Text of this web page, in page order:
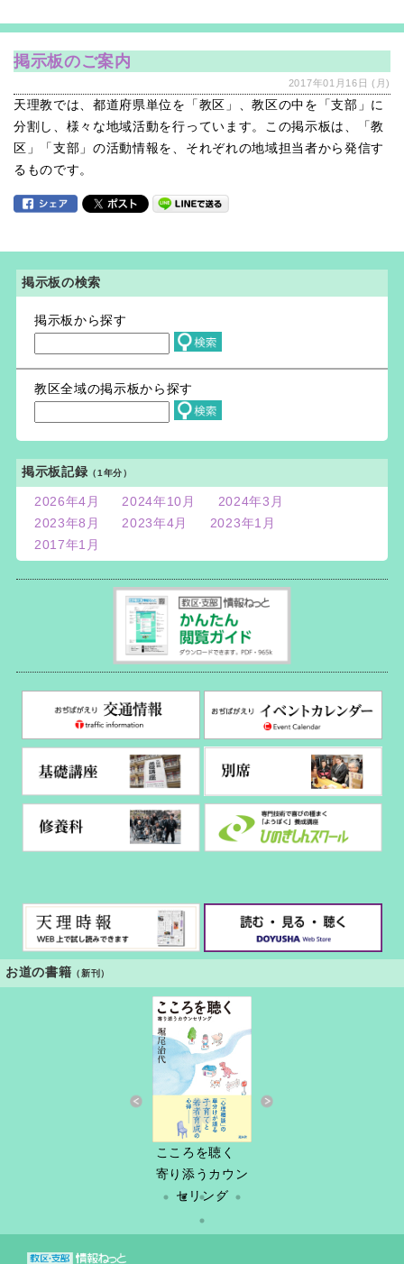
掲示板のご案内
2017年01月16日 (月)
天理教では、都道府県単位を「教区」、教区の中を「支部」に
分割し、様々な地域活動を行っています。この掲示板は、「教
区」「支部」の活動情報を、それぞれの地域担当者から発信す
るものです。
掲示板の検索
掲示板から探す
教区全域の掲示板から探す
掲示板記録 （1年分）
2026年4月 2024年10月
2024年3月
2023年8月
2023年4月
2023年1月
2017年1月
お道の書籍 （新刊）
こころを聴く
寄り添うカウン
セリング